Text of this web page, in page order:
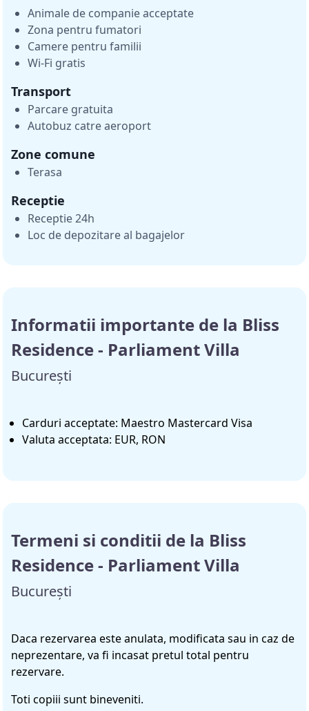
Animale de companie acceptate
Zona pentru fumatori
Camere pentru familii
Wi-Fi gratis
Transport
Parcare gratuita
Autobuz catre aeroport
Zone comune
Terasa
Receptie
Receptie 24h
Loc de depozitare al bagajelor
Informatii importante de la Bliss
Residence - Parliament Villa
București
Carduri acceptate: Maestro Mastercard Visa
Valuta acceptata: EUR, RON
Termeni si conditii de la Bliss
Residence - Parliament Villa
București
Daca rezervarea este anulata, modificata sau in caz de
neprezentare, va fi incasat pretul total pentru
rezervare.
Toti copiii sunt bineveniti.